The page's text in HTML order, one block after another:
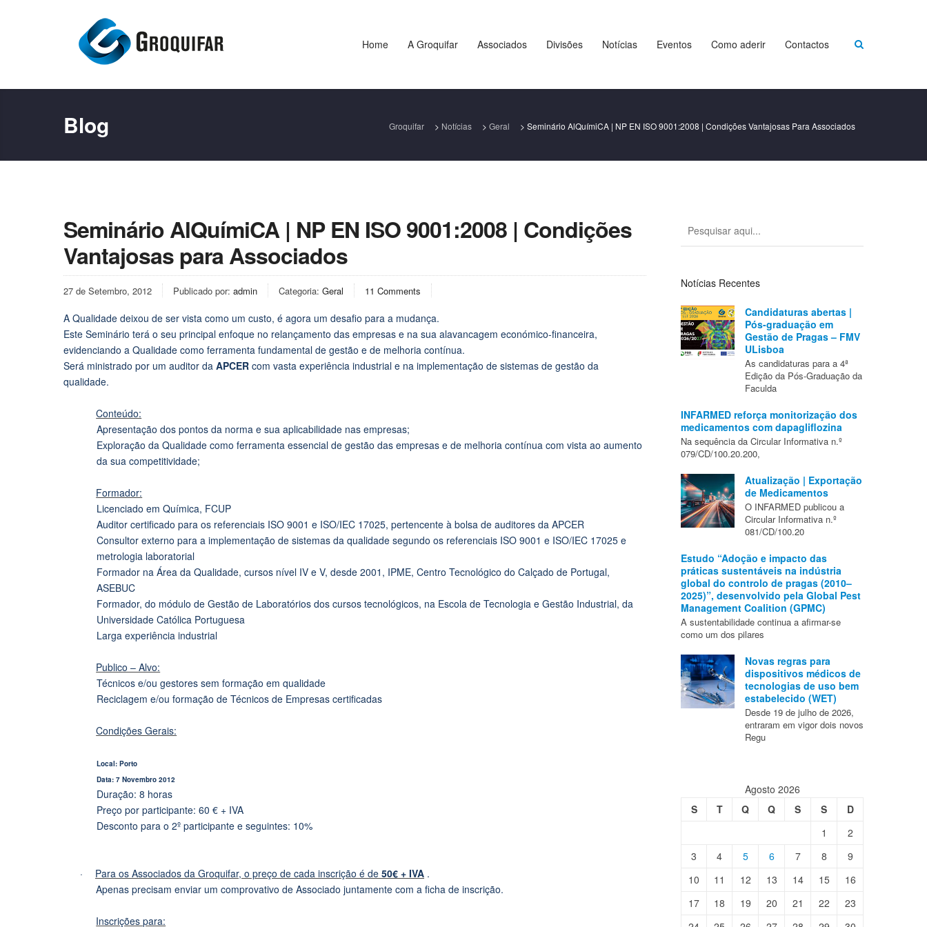
Home A Groquifar Associados Divisões Notícias Eventos Como aderir Contactos
Blog Groquifar > Notícias > Geral > Seminário AlQuímiCA | NP EN ISO 9001:2008 | Condições Vantajosas Para Associados
Seminário AlQuímiCA | NP EN ISO 9001:2008 | Condições
Vantajosas para Associados
27 de Setembro, 2012 Publicado por: admin Categoria: Geral 11 Comments
A Qualidade deixou de ser vista como um custo, é agora um desafio para a mudança.
Este Seminário terá o seu principal enfoque no relançamento das empresas e na sua alavancagem económico-financeira,
evidenciando a Qualidade como ferramenta fundamental de gestão e de melhoria contínua.
Será ministrado por um auditor da APCER com vasta experiência industrial e na implementação de sistemas de gestão da
qualidade.
Conteúdo:
Apresentação dos pontos da norma e sua aplicabilidade nas empresas;
Exploração da Qualidade como ferramenta essencial de gestão das empresas e de melhoria contínua com vista ao aumento
da sua competitividade;
Formador:
Licenciado em Química, FCUP
Auditor certificado para os referenciais ISO 9001 e ISO/IEC 17025, pertencente à bolsa de auditores da APCER
Consultor externo para a implementação de sistemas da qualidade segundo os referenciais ISO 9001 e ISO/IEC 17025 e
metrologia laboratorial
Formador na Área da Qualidade, cursos nível IV e V, desde 2001, IPME, Centro Tecnológico do Calçado de Portugal,
ASEBUC
Formador, do módulo de Gestão de Laboratórios dos cursos tecnológicos, na Escola de Tecnologia e Gestão Industrial, da
Universidade Católica Portuguesa
Larga experiência industrial
Publico – Alvo:
Técnicos e/ou gestores sem formação em qualidade
Reciclagem e/ou formação de Técnicos de Empresas certificadas
Condições Gerais:
Local: Porto
Data: 7 Novembro 2012
Duração: 8 horas
Preço por participante: 60 € + IVA
Desconto para o 2º participante e seguintes: 10%
· Para os Associados da Groquifar, o preço de cada inscrição é de 50€ + IVA .
Apenas precisam enviar um comprovativo de Associado juntamente com a ficha de inscrição.
Inscrições para:
Notícias Recentes
Candidaturas abertas |
Pós-graduação em
Gestão de Pragas – FMV
ULisboa
As candidaturas para a 4ª
Edição da Pós-Graduação da
Faculda
INFARMED reforça monitorização dos
medicamentos com dapagliflozina
Na sequência da Circular Informativa n.º
079/CD/100.20.200,
Atualização | Exportação
de Medicamentos
O INFARMED publicou a
Circular Informativa n.º
081/CD/100.20
Estudo “Adoção e impacto das
práticas sustentáveis na indústria
global do controlo de pragas (2010–
2025)”, desenvolvido pela Global Pest
Management Coalition (GPMC)
A sustentabilidade continua a afirmar-se
como um dos pilares
Novas regras para
dispositivos médicos de
tecnologias de uso bem
estabelecido (WET)
Desde 19 de julho de 2026,
entraram em vigor dois novos
Regu
Agosto 2026
S
T Q Q S S
D
1
2
3
4 5 6 7 8
9
10
11 12 13 14 15
16
17
18 19 20 21 22
23